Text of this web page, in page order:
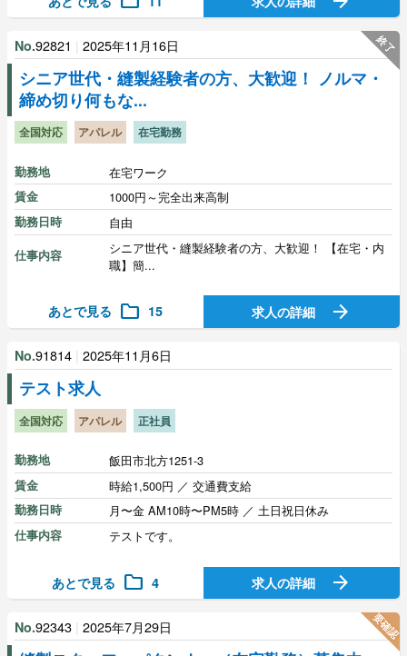
No.92821 2025年11月16日
シニア世代・縫製経験者の方、大歓迎！ ノルマ・
締め切り何もな...
全国対応 アパレル 在宅勤務
勤務地 在宅ワーク
賃金 1000円～完全出来高制
勤務日時 自由
仕事内容
シニア世代・縫製経験者の方、大歓迎！ 【在宅・内
職】簡...
あとで見る folder 15 求人の詳細 arrow_forward
終了
No.91814 2025年11月6日
テスト求人
全国対応 アパレル 正社員
勤務地 飯田市北方1251-3
賃金 時給1,500円 ／ 交通費支給
勤務日時 月〜金 AM10時〜PM5時 ／ 土日祝日休み
仕事内容 テストです。
あとで見る folder 4 求人の詳細 arrow_forward
No.92343 2025年7月29日 要確認